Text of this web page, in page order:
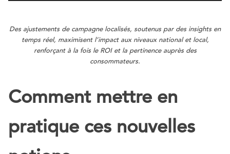
Des ajustements de campagne localisés, soutenus par des insights en
temps réel, maximisent l’impact aux niveaux national et local,
renforçant à la fois le ROI et la pertinence auprès des
consommateurs.
Comment mettre en
pratique ces nouvelles